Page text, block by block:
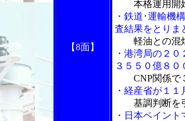
【8面】
本格運用開
・鉄道･運輸機
査結果をとりま
軽油との混
・港湾局の２
３５５０億８０
CNP関係で
・経産省が１
基調判断を
・日本ペイン